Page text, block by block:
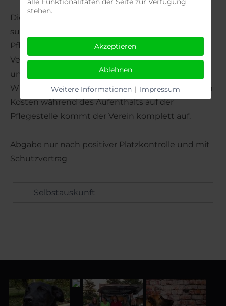
Dieses Tier befindet sich noch im Ausland und
sucht einen Pflege- oder Endplatz. Wenn Sie eine
Pflegestelle bieten möchten, um die
Vermittlungschancen zu erhöhen, sprechen Sie
uns einfach an.
Wir freuen uns über jede Hilfe. Für die anfallenden
Kosten während des Aufenthalts auf der
Pflegestelle kommt der Verein komplett auf.
Abgabe nur nach positiver Platzkontrolle und mit
Schutzvertrag
Selbstauskunft
stehen.
Akzeptieren
Ablehnen
Weitere Informationen | Impressum